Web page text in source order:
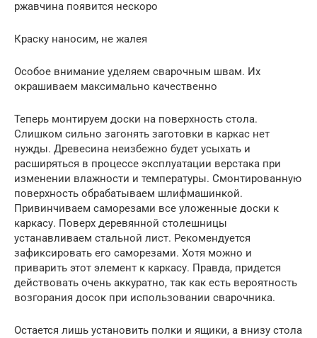
ржавчина появится нескоро
Краску наносим, не жалея
Особое внимание уделяем сварочным швам. Их
окрашиваем максимально качественно
Теперь монтируем доски на поверхность стола.
Слишком сильно загонять заготовки в каркас нет
нужды. Древесина неизбежно будет усыхать и
расширяться в процессе эксплуатации верстака при
изменении влажности и температуры. Смонтированную
поверхность обрабатываем шлифмашинкой.
Привинчиваем саморезами все уложенные доски к
каркасу. Поверх деревянной столешницы
устанавливаем стальной лист. Рекомендуется
зафиксировать его саморезами. Хотя можно и
приварить этот элемент к каркасу. Правда, придется
действовать очень аккуратно, так как есть вероятность
возгорания досок при использовании сварочника.
Остается лишь установить полки и ящики, а внизу стола